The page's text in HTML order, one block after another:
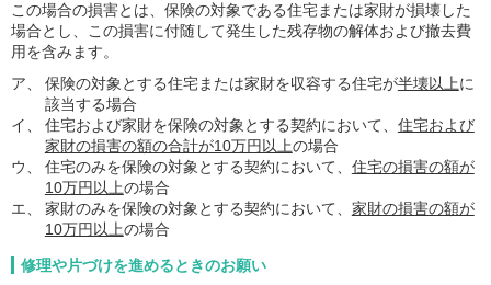
この場合の損害とは、保険の対象である住宅または家財が損壊した
場合とし、この損害に付随して発生した残存物の解体および撤去費
用を含みます。
ア、
保険の対象とする住宅または家財を収容する住宅が半壊以上に
該当する場合
イ、
住宅および家財を保険の対象とする契約において、 住宅および
家財の損害の額の合計が10万円以上の場合
ウ、
住宅のみを保険の対象とする契約において、 住宅の損害の額が
10万円以上の場合
エ、
家財のみを保険の対象とする契約において、 家財の損害の額が
10万円以上の場合
修理や片づけを進めるときのお願い